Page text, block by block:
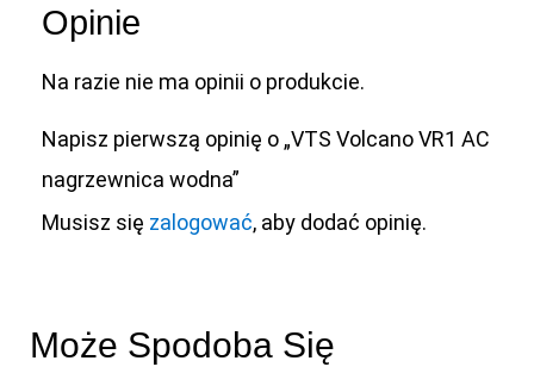
Opinie
Na razie nie ma opinii o produkcie.
Napisz pierwszą opinię o „VTS Volcano VR1 AC
nagrzewnica wodna”
Musisz się zalogować, aby dodać opinię.
Może Spodoba Się